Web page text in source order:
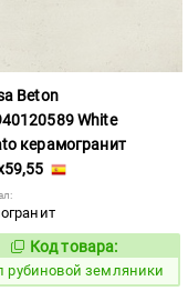
Beton
White
керамогранит
853656
Код товара:
рубиновой земляники